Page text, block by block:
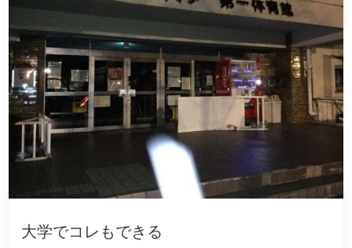
大学でコレもできる